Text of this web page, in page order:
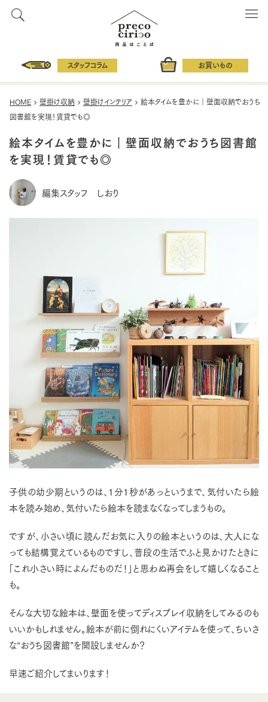
スタッフコラム お買いもの
HOME 壁掛け収納 壁掛けインテリア
絵本タイムを豊かに｜壁面収納でおうち
図書館を実現！賃貸でも◎
絵本タイムを豊かに｜壁面収納でおうち図書館
を実現！賃貸でも◎
編集スタッフ しおり
子供の幼少期というのは、1分1秒があっというまで、気付いたら絵
本を読み始め、気付いたら絵本を読まなくなってしまうもの。
ですが、小さい頃に読んだお気に入りの絵本というのは、大人にな
っても結構覚えているものですし、普段の生活でふと見かけたときに
「これ小さい時によんだものだ！」と思わぬ再会をして嬉しくなること
も。
そんな大切な絵本は、壁面を使ってディスプレイ収納をしてみるのも
いいかもしれません。絵本が前に倒れにくいアイテムを使って、ちいさ
な“おうち図書館”を開設しませんか？
早速ご紹介してまいります！